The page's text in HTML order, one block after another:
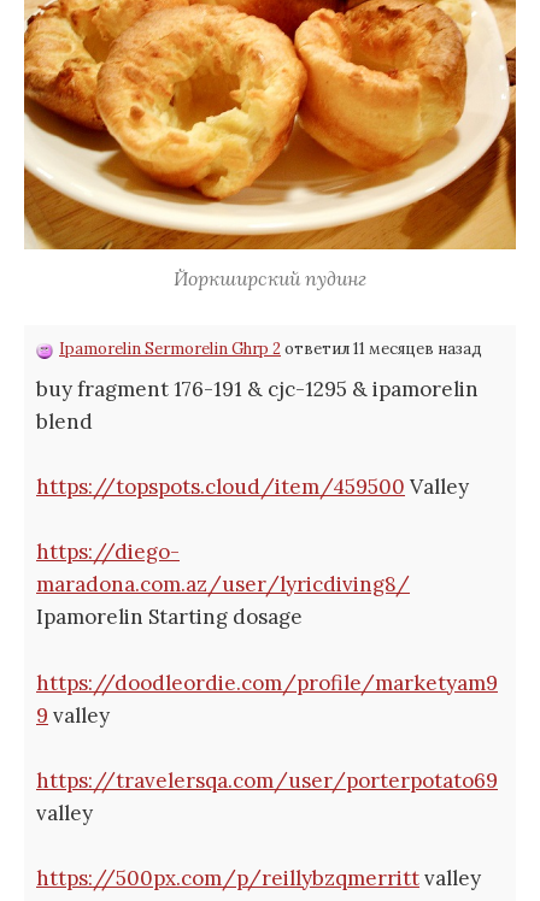
Йоркширский пудинг
Ipamorelin Sermorelin Ghrp 2 ответил 11 месяцев назад
buy fragment 176-191 & cjc-1295 & ipamorelin
blend
https://topspots.cloud/item/459500 Valley
https://diego-
maradona.com.az/user/lyricdiving8/
Ipamorelin Starting dosage
https://doodleordie.com/profile/marketyam9
9 valley
https://travelersqa.com/user/porterpotato69
valley
https://500px.com/p/reillybzqmerrittvalley